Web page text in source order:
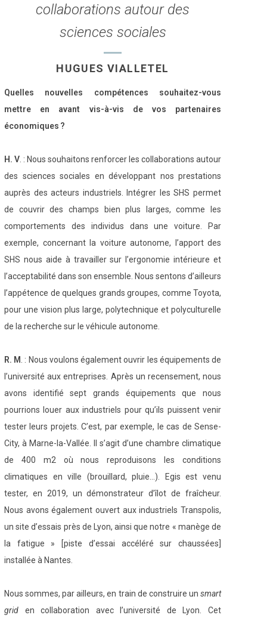
collaborations autour des
sciences sociales
HUGUES VIALLETEL
Quelles nouvelles compétences souhaitez-vous
mettre en avant vis-à-vis de vos partenaires
économiques ?
H. V . : Nous souhaitons renforcer les collaborations autour
des sciences sociales en développant nos prestations
auprès des acteurs industriels. Intégrer les SHS permet
de couvrir des champs bien plus larges, comme les
comportements des individus dans une voiture. Par
exemple, concernant la voiture autonome, l’apport des
SHS nous aide à travailler sur l’ergonomie intérieure et
l’acceptabilité dans son ensemble. Nous sentons d’ailleurs
l’appétence de quelques grands groupes, comme Toyota,
pour une vision plus large, polytechnique et polyculturelle
de la recherche sur le véhicule autonome.
R. M . : Nous voulons également ouvrir les équipements de
l’université aux entreprises. Après un recensement, nous
avons identifié sept grands équipements que nous
pourrions louer aux industriels pour qu’ils puissent venir
tester leurs projets. C’est, par exemple, le cas de Sense-
City, à Marne-la-Vallée. Il s’agit d’une chambre climatique
de 400 m2 où nous reproduisons les conditions
climatiques en ville (brouillard, pluie…). Egis est venu
tester, en 2019, un démonstrateur d’îlot de fraîcheur.
Nous avons également ouvert aux industriels Transpolis,
un site d’essais près de Lyon, ainsi que notre « manège de
la fatigue » [piste d’essai accéléré sur chaussées]
installée à Nantes.
Nous sommes, par ailleurs, en train de construire un smart
grid en collaboration avec l’université de Lyon. Cet